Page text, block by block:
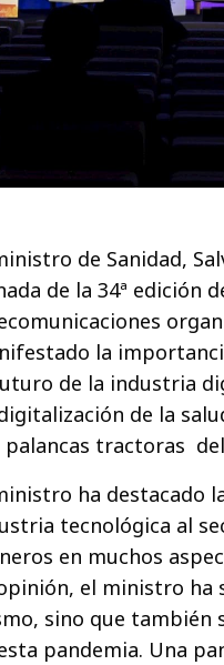
de Sanidad,
de la 34ª edición
la
de la industria
de la
tractoras
ha destacado
tecnológica al
en muchos
el ministro ha
sino que también
pandemia. Una